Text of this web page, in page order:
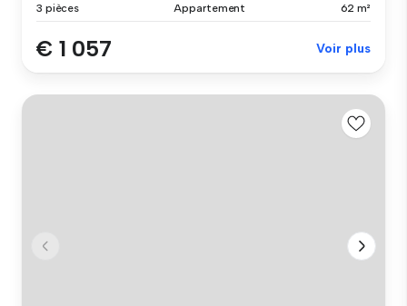
3 pièces Appartement 62 m²
€ 1 057 Voir plus